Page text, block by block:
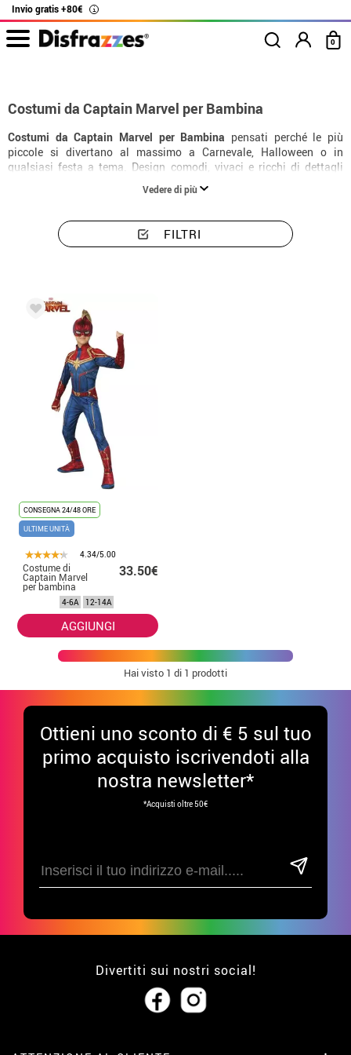
Invio gratis +80€ i
0
Costumi da Captain Marvel per Bambina
Costumi da Captain Marvel per Bambina pensati perché le più
piccole si divertano al massimo a Carnevale, Halloween o in
qualsiasi festa a tema. Design comodi, vivaci e ricchi di dettagli
perché ogni bambina possa trasformarsi nel suo personaggio
Vedere di più
FILTRI
CONSEGNA 24/48 ORE
ULTIME UNITÀ
4.34/5.00
Costume di
Captain Marvel
per bambina
33.50€
4-6A 12-14A
AGGIUNGI
Hai visto 1 di 1 prodotti
Ottieni uno sconto di € 5 sul tuo
primo acquisto iscrivendoti alla
nostra newsletter*
*Acquisti oltre 50€
Divertiti sui nostri social!